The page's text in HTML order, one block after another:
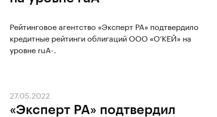
Рейтинговое агентство «Эксперт РА» подтвердило
кредитные рейтинги облигаций ООО «О’КЕЙ» на
уровне ruA-.
«Эксперт РА» подтвердил
27.05.2022